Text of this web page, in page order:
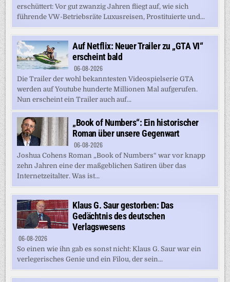
erschüttert: Vor gut zwanzig Jahren fliegt auf, wie sich
führende VW-Betriebsräte Luxusreisen, Prostituierte und...
Auf Netflix: Neuer Trailer zu „GTA VI“
erscheint bald
06-08-2026
Die Trailer der wohl bekanntesten Videospielserie GTA
werden auf Youtube hunderte Millionen Mal aufgerufen.
Nun erscheint ein Trailer auch auf...
„Book of Numbers“: Ein historischer
Roman über unsere Gegenwart
06-08-2026
Joshua Cohens Roman „Book of Numbers“ war vor knapp
zehn Jahren eine der maßgeblichen Satiren über das
Internetzeitalter. Was ist...
Klaus G. Saur gestorben: Das
Gedächtnis des deutschen
Verlagswesens
06-08-2026
So einen wie ihn gab es sonst nicht: Klaus G. Saur war ein
verlegerisches Genie und ein Filou, der sein...